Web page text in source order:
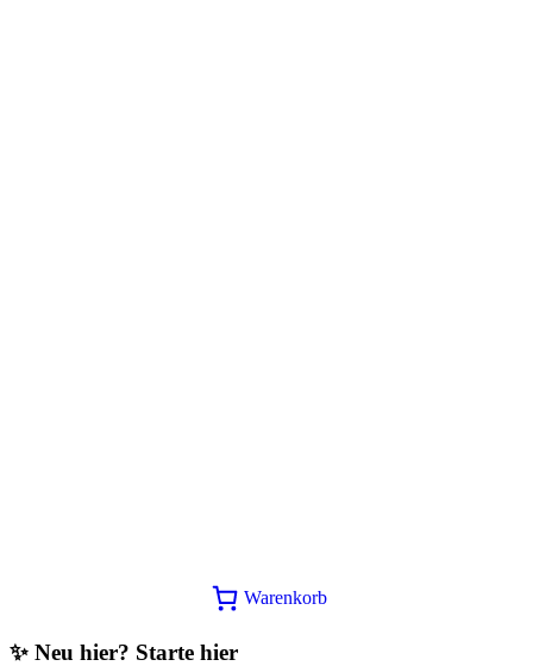
Preis
Warenkorb
✨ Neu hier? Starte hier